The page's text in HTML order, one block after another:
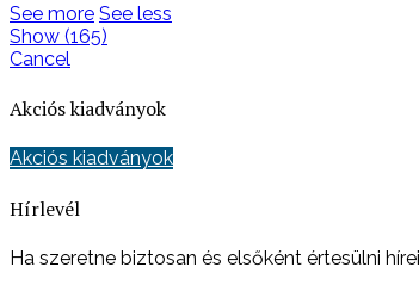
See more See less
Show (165)
Cancel
Akciós kiadványok
Akciós kiadványok
Hírlevél
Ha szeretne biztosan és elsőként értesülni